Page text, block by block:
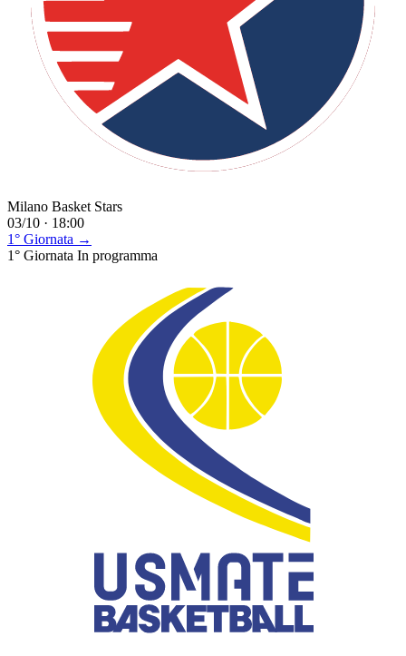
Milano Basket Stars
03/10 · 18:00
1° Giornata →
1° Giornata In programma